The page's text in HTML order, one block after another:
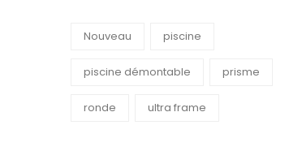
Nouveau piscine
piscine démontable prisme
ronde ultra frame